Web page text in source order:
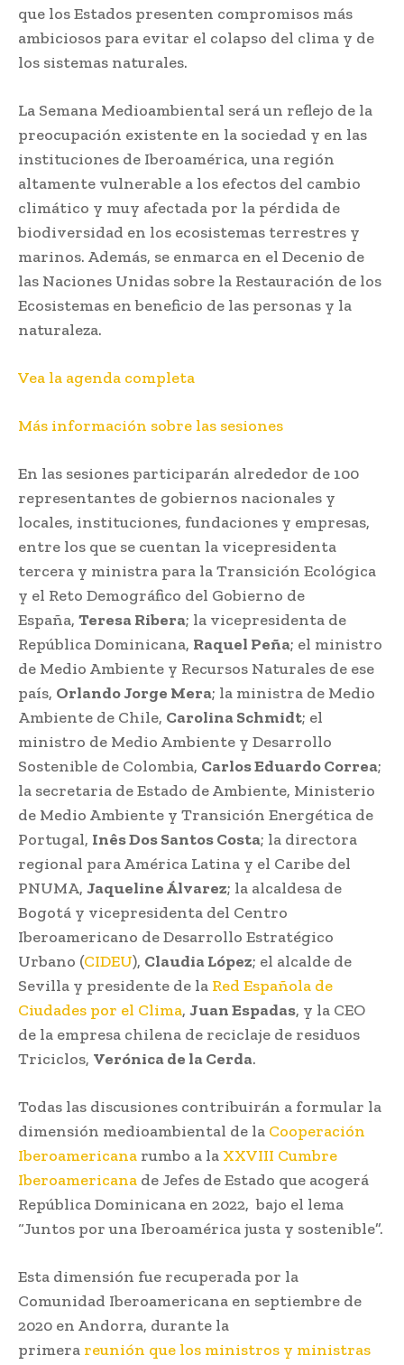
que los Estados presenten compromisos más
ambiciosos para evitar el colapso del clima y de
los sistemas naturales.
La Semana Medioambiental será un reflejo de la
preocupación existente en la sociedad y en las
instituciones de Iberoamérica, una región
altamente vulnerable a los efectos del cambio
climático y muy afectada por la pérdida de
biodiversidad en los ecosistemas terrestres y
marinos. Además, se enmarca en el Decenio de
las Naciones Unidas sobre la Restauración de los
Ecosistemas en beneficio de las personas y la
naturaleza.
Vea la agenda completa
Más información sobre las sesiones
En las sesiones participarán alrededor de 100
representantes de gobiernos nacionales y
locales, instituciones, fundaciones y empresas,
entre los que se cuentan la vicepresidenta
tercera y ministra para la Transición Ecológica
y el Reto Demográfico del Gobierno de
España, Teresa Ribera; la vicepresidenta de
República Dominicana, Raquel Peña; el ministro
de Medio Ambiente y Recursos Naturales de ese
país, Orlando Jorge Mera; la ministra de Medio
Ambiente de Chile, Carolina Schmidt; el
ministro de Medio Ambiente y Desarrollo
Sostenible de Colombia, Carlos Eduardo Correa;
la secretaria de Estado de Ambiente, Ministerio
de Medio Ambiente y Transición Energética de
Portugal, Inês Dos Santos Costa; la directora
regional para América Latina y el Caribe del
PNUMA, Jaqueline Álvarez; la alcaldesa de
Bogotá y vicepresidenta del Centro
Iberoamericano de Desarrollo Estratégico
Urbano (CIDEU), Claudia López; el alcalde de
Sevilla y presidente de la Red Española de
Ciudades por el Clima, Juan Espadas, y la CEO
de la empresa chilena de reciclaje de residuos
Triciclos, Verónica de la Cerda.
Todas las discusiones contribuirán a formular la
dimensión medioambiental de la Cooperación
Iberoamericana rumbo a la XXVIII Cumbre
Iberoamericana de Jefes de Estado que acogerá
República Dominicana en 2022, bajo el lema
“Juntos por una Iberoamérica justa y sostenible”.
Esta dimensión fue recuperada por la
Comunidad Iberoamericana en septiembre de
2020 en Andorra, durante la
primera reunión que los ministros y ministras